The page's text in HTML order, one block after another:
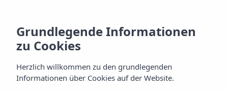
Grundlegende Informationen
zu Cookies
Herzlich willkommen zu den grundlegenden
Informationen über Cookies auf der Website.